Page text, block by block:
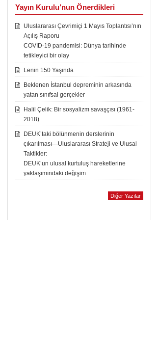
Yayın Kurulu’nun Önerdikleri
Uluslararası Çevrimiçi 1 Mayıs Toplantısı’nın
Açılış Raporu
COVID-19 pandemisi: Dünya tarihinde
tetikleyici bir olay
Lenin 150 Yaşında
Beklenen İstanbul depreminin arkasında
yatan sınıfsal gerçekler
Halil Çelik: Bir sosyalizm savaşçısı (1961-
2018)
DEUK’taki bölünmenin derslerinin
çıkarılması—Uluslararası Strateji ve Ulusal
Taktikler:
DEUK’un ulusal kurtuluş hareketlerine
yaklaşımındaki değişim
Diğer Yazılar